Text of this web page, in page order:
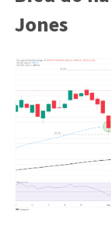
Jones